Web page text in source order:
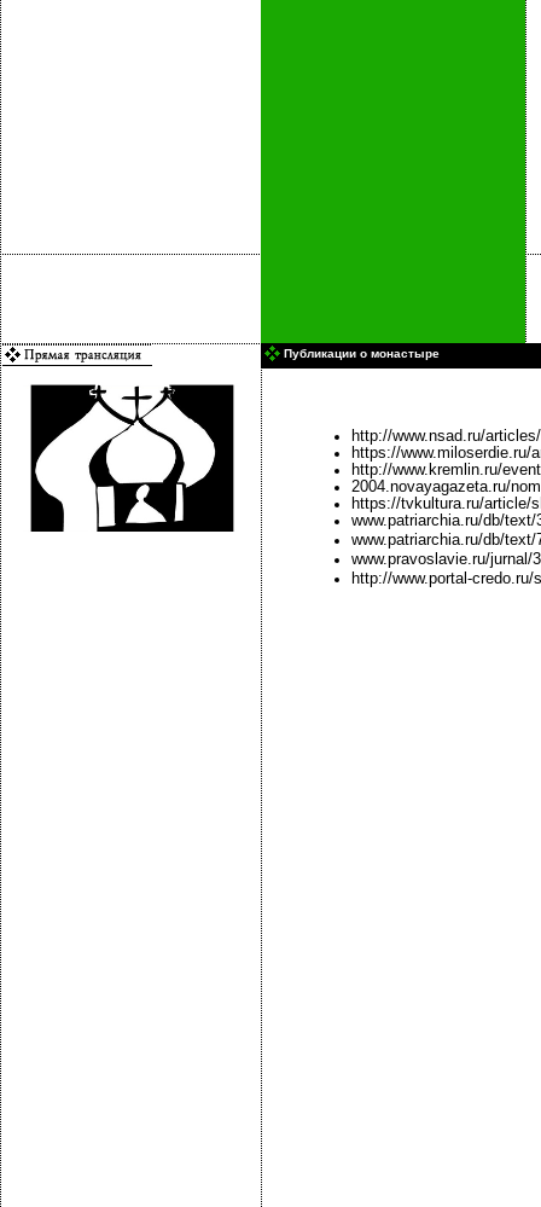
Публикации о монастыре
http://www.nsad.ru/
https://www.miloserdie.ru/
http://www.kremlin.ru/
2004.novayagazeta.ru/
https://tvkultura.ru/article/
www.patriarchia.ru/db/text/
www.patriarchia.ru/db/text/
www.pravoslavie.ru/jurnal/
http://www.portal-